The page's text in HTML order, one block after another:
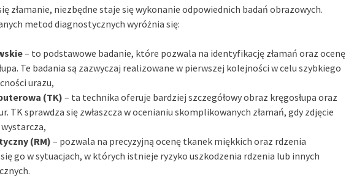
złamanie, niezbędne staje się wykonanie odpowiednich badań obrazowych.
metod diagnostycznych wyróżnia się:
– to podstawowe badanie, które pozwala na identyfikację złamań oraz ocenę
Te badania są zazwyczaj realizowane w pierwszej kolejności w celu szybkiego
urazu,
(TK) – ta technika oferuje bardziej szczegółowy obraz kręgosłupa oraz
TK sprawdza się zwłaszcza w ocenianiu skomplikowanych złamań, gdy zdjęcie
(RM) – pozwala na precyzyjną ocenę tkanek miękkich oraz rdzenia
go w sytuacjach, w których istnieje ryzyko uszkodzenia rdzenia lub innych